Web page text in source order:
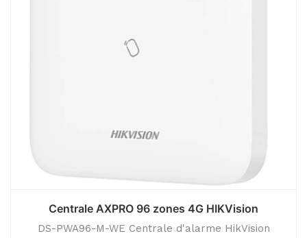
Centrale AXPRO 96 zones 4G HIKVision
DS-PWA96-M-WE Centrale d'alarme HikVision